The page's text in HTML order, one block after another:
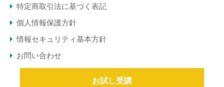
特定商取引法に基づく表記
個人情報保護方針
情報セキュリティ基本方針
お問い合わせ
お試し受講